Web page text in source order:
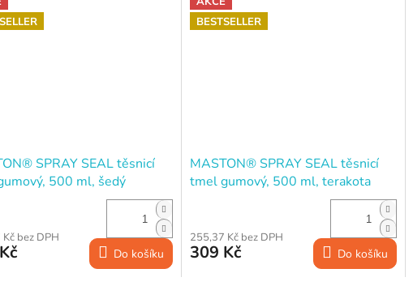
SPRAY SEAL těsnicí
500 ml, šedý
bez DPH
Do košíku
BESTSELLER
MASTON® SPRAY SEAL těsnicí
tmel gumový, 500 ml, terakota
255,37 Kč bez DPH
309 Kč Do košíku